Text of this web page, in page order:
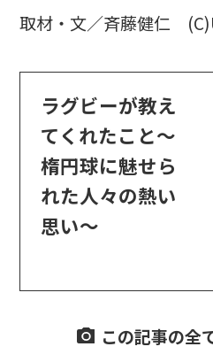
取材・文／斉藤健仁
ラグビーが教え
てくれたこと～
楕円球に魅せら
れた人々の熱い
思い～
この記事の全